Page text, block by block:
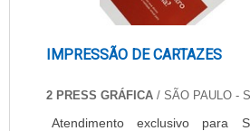
IMPRESSÃO DE CARTAZES
2 PRESS GRÁFICA / SÃO PAULO -
Atendimento exclusivo para